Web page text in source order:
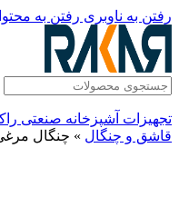
رفتن به ناوبری رفتن به
تجهیزات آشپزخانه صنعتی
قاشق و چنگال » چنگال